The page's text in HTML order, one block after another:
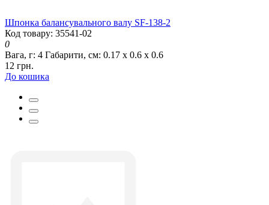
Шпонка балансувального валу SF-138-2
Код товару: 35541-02
0
Вага, г: 4 Габарити, см: 0.17 х 0.6 х 0.6
12 грн.
До кошика